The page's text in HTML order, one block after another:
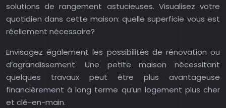
solutions de rangement astucieuses. Visualisez votre
quotidien dans cette maison: quelle superficie vous est
réellement nécessaire?
Envisagez également les possibilités de rénovation ou
d’agrandissement. Une petite maison nécessitant
quelques travaux peut être plus avantageuse
financièrement à long terme qu’un logement plus cher
et clé-en-main.